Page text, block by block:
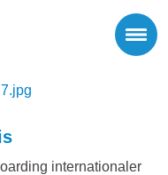
internationaler